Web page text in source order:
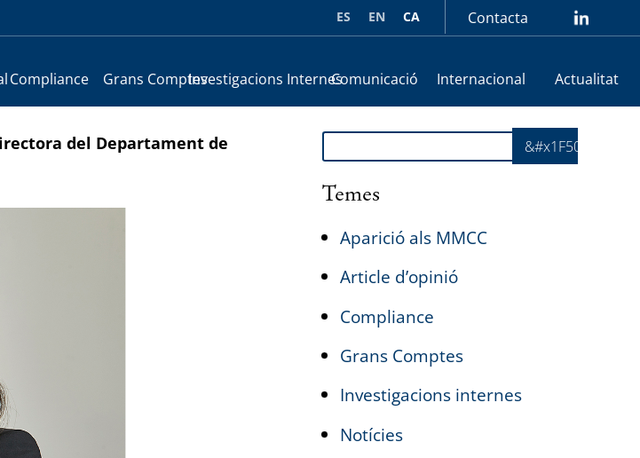
CA
EN
ES Contacta lin
Compliance Grans ComptesInvestigacions InternesComunicació Internacional Actualitat
del Departament de
Cerca &#x1F50E;
Temes
Aparició als MMCC
Article d’opinió
Compliance
Grans Comptes
Investigacions internes
Notícies